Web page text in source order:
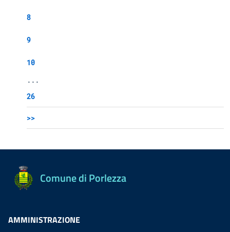
8
9
10
...
26
>>
Comune di Porlezza
AMMINISTRAZIONE